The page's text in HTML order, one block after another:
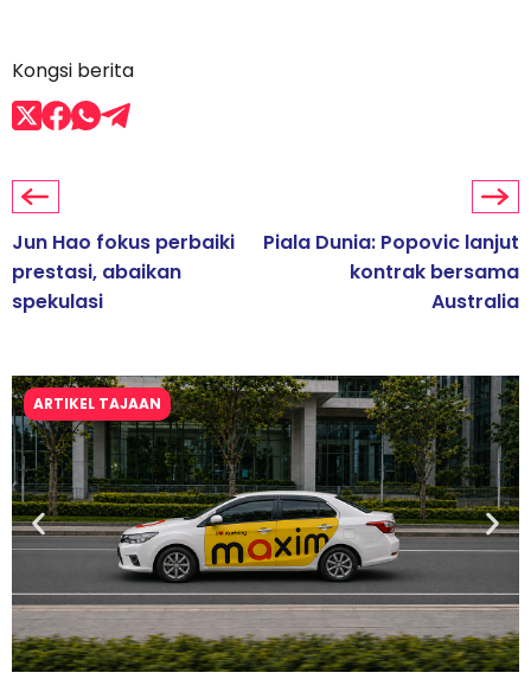
Kongsi berita
Jun Hao fokus perbaiki
prestasi, abaikan
spekulasi
Piala Dunia: Popovic lanjut
kontrak bersama
Australia
ARTIKEL TAJAAN